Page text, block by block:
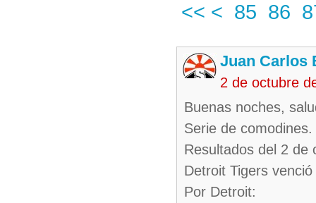
<< < 85 86
Juan Carlos
2 de octubre
Buenas noches,
Serie de comodines.
Resultados del 2 de
Detroit Tigers
Por Detroit: